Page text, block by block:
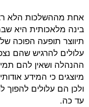
אחת מההשלכות הלא
בינה מלאכותית היא
תיווצר תופעה הפוכה
עלולים להרגיש שהם
ההנהלה ושאין להם
מיוצגים כי המידע
ולכן הם עלולים להפוך
עד כה.